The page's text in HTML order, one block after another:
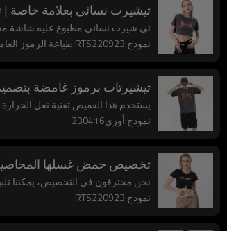
تيشيرت نسائي بعلامة
تي شيرت نسائي مطبوع عليه شاشة مغسولة من الشركة
نموذج:RTS220923 طباعة الرموز الغامضة تي شيرت عتيق
تيشيرتات برموز غامضة بتصميم
يستخدم هذا القميص تقنية نقل الحرارة
نموذج:أوري230416
تخصيص حمض غسلها
نحن محترفون في التخصيص، يمكننا
نموذج:RTS220923